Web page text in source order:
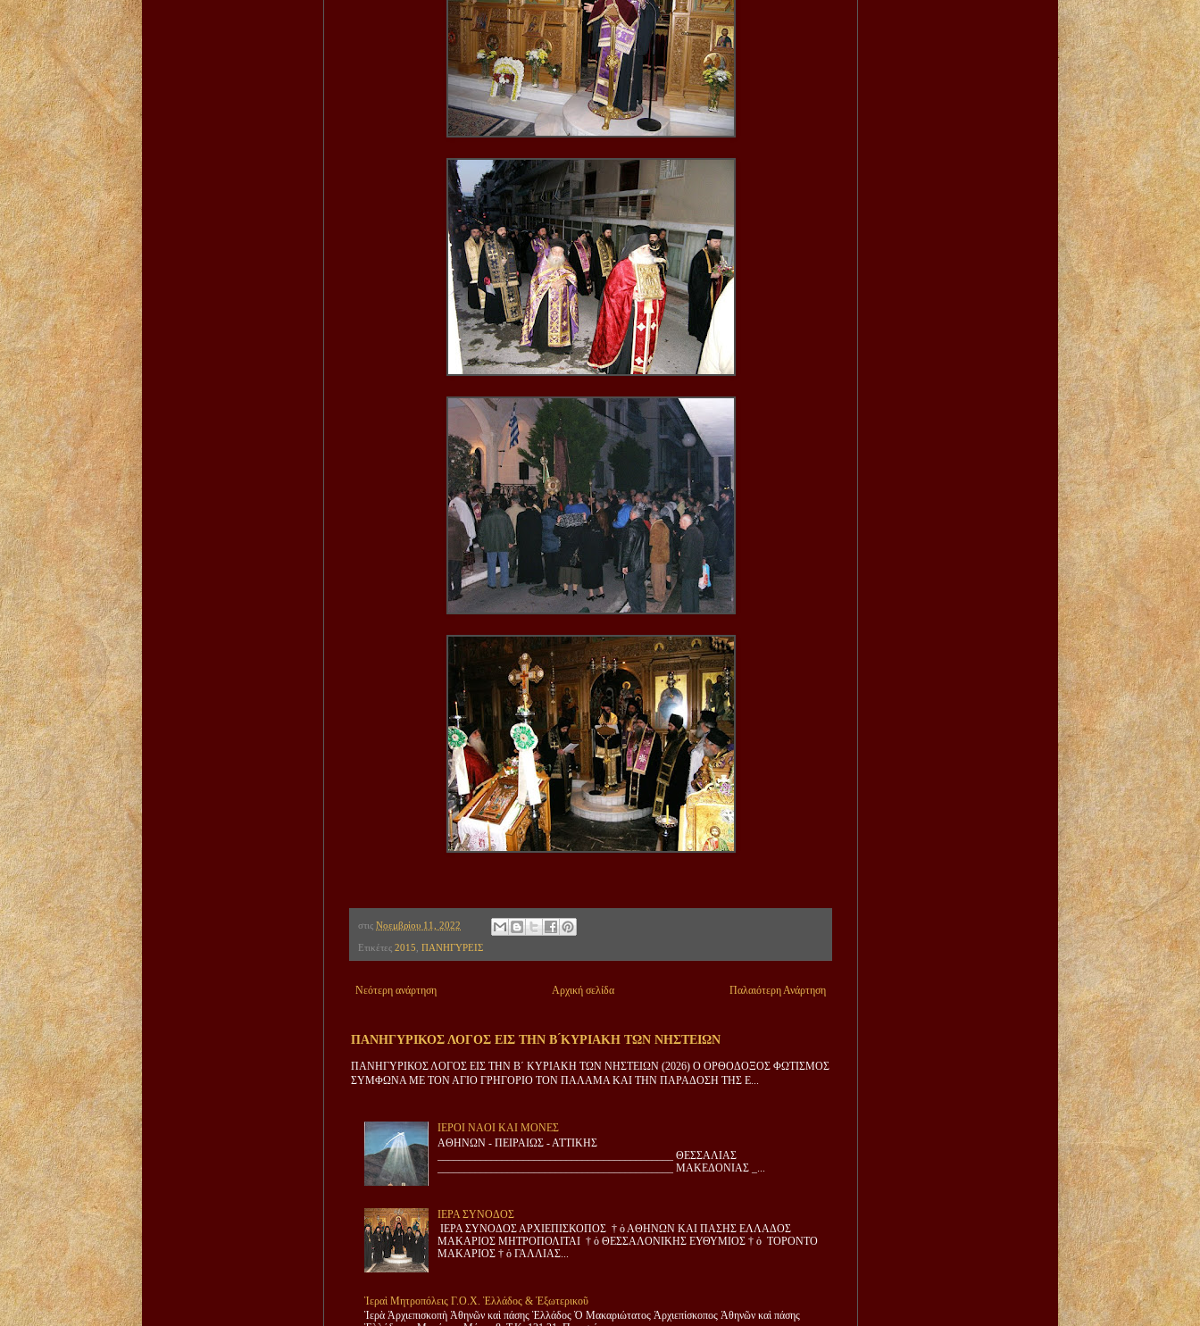
στις Νοεμβρίου 11, 2022
Ετικέτες 2015 ΠΑΝΗΓΥΡΕΙΣ
Νεότερη ανάρτηση Παλαιότερη Ανάρτηση
Αρχική σελίδα
ΠΑΝΗΓΥΡΙΚΟΣ ΛΟΓΟΣ ΕΙΣ ΤΗΝ Β ́ΚΥΡΙΑΚΗ ΤΩΝ ΝΗΣΤΕΙΩΝ
ΠΑΝΗΓΥΡΙΚΟΣ ΛΟΓΟΣ ΕΙΣ ΤΗΝ Β΄ ΚΥΡΙΑΚΗ ΤΩΝ ΝΗΣΤΕΙΩΝ (2026) Ο ΟΡΘΟΔΟΞΟΣ ΦΩΤΙΣΜΟΣ
ΣΥΜΦΩΝΑ ΜΕ ΤΟΝ ΑΓΙΟ ΓΡΗΓΟΡΙΟ ΤΟΝ ΠΑΛΑΜΑ ΚΑΙ ΤΗΝ ΠΑΡΑΔΟΣΗ ΤΗΣ Ε...
ΙΕΡΟΙ ΝΑΟΙ ΚΑΙ ΜΟΝΕΣ
ΑΘΗΝΩΝ - ΠΕΙΡΑΙΩΣ - ΑΤΤΙΚΗΣ
____________________________________________ ΘΕΣΣΑΛΙΑΣ
____________________________________________ ΜΑΚΕΔΟΝΙΑΣ _...
ΙΕΡΑ ΣΥΝΟΔΟΣ
ΙΕΡΑ ΣΥΝΟΔΟΣ ΑΡΧΙΕΠΙΣΚΟΠΟΣ † ὁ ΑΘΗΝΩΝ ΚΑΙ ΠΑΣΗΣ ΕΛΛΑΔΟΣ
ΜΑΚΑΡΙΟΣ ΜΗΤΡΟΠΟΛΙΤΑΙ † ὁ ΘΕΣΣΑΛΟΝΙΚΗΣ ΕΥΘΥΜΙΟΣ † ὁ ΤΟΡΟΝΤΟ
ΜΑΚΑΡΙΟΣ † ὁ ΓΑΛΛΙΑΣ...
Ἱεραὶ Μητροπόλεις Γ.Ο.Χ. Ἑλλάδος & Ἐξωτερικοῦ
Ἱερὰ Ἀρχιεπισκοπὴ Ἀθηνῶν καὶ πάσης Ἑλλάδος Ὁ Μακαριώτατος Ἀρχιεπίσκοπος Ἀθηνῶν καὶ πάσης